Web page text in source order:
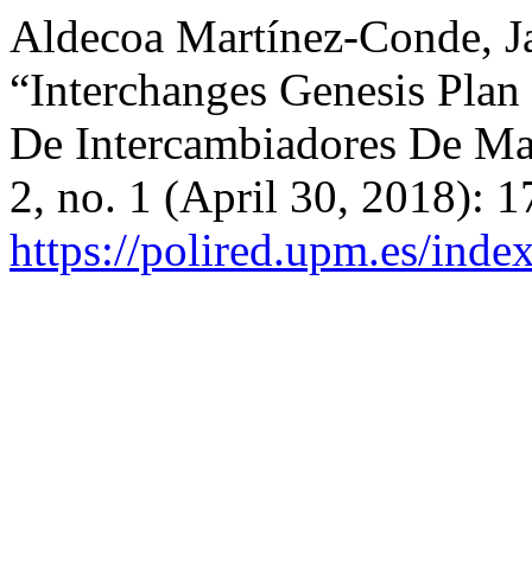
Aldecoa Martínez-Conde,
“Interchanges Genesis
De Intercambiadores De
2, no. 1 (April 30, 2018):
https://polired.upm.es/